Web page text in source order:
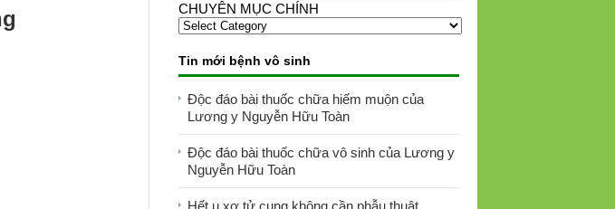
CHUYÊN MỤC CHÍNH
Tin mới bệnh vô sinh
Độc đáo bài thuốc chữa hiếm muộn của
Lương y Nguyễn Hữu Toàn
Độc đáo bài thuốc chữa vô sinh của Lương y
Nguyễn Hữu Toàn
Hết u xơ tử cung không cần phẫu thuật